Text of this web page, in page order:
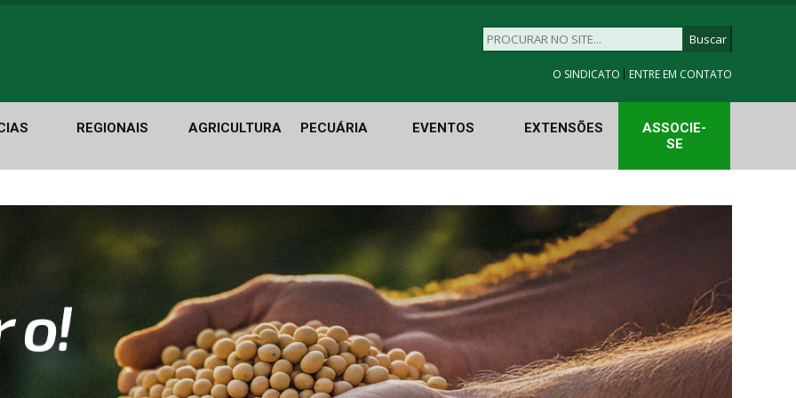
O SINDICATO | ENTRE EM CONTATO
REGIONAIS AGRICULTURA PECUÁRIA EVENTOS EXTENSÕES
ASSOCIE-
SE